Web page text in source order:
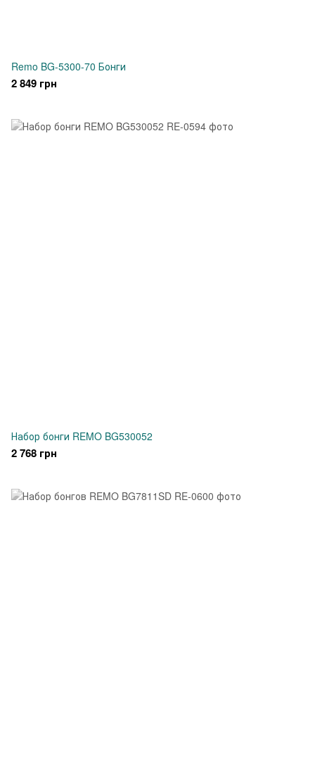
Remo BG-5300-70 Бонги
2 849 грн
Набор бонги REMO BG530052
2 768 грн